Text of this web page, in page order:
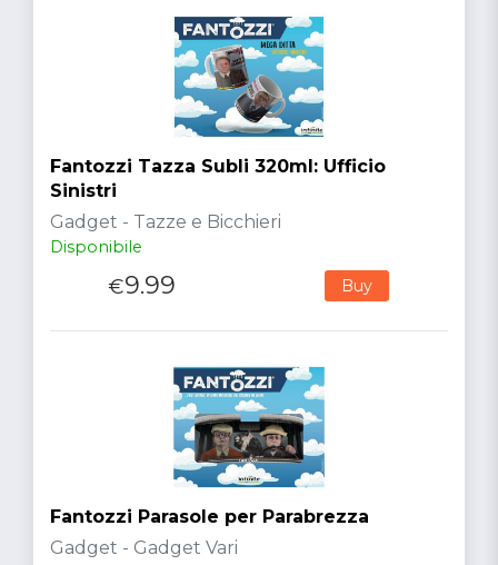
Fantozzi Tazza Subli 320ml: Ufficio
Sinistri
Gadget - Tazze e Bicchieri
Disponibile
€9.99 Buy
Fantozzi Parasole per Parabrezza
Gadget - Gadget Vari